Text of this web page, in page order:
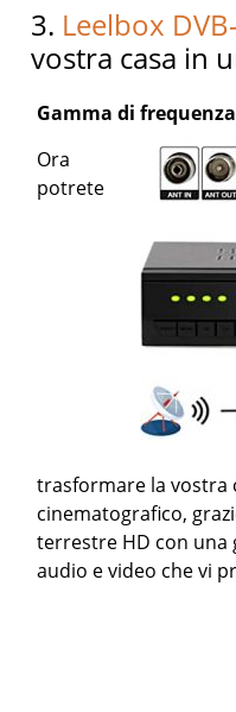
3. Leelbox
vostra casa in
Gamma di
Ora
potrete
trasformare la vostra
cinematografico,
terrestre HD con una
audio e video che vi